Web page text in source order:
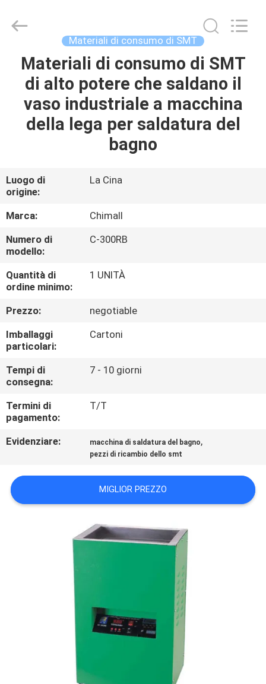
CASA
PRODOTTI
GIRO
DELLA
FABBRICA
CONTROLLO
DI
QUALITÀ
CONTATTICI
RICHIEDA
UNA
DEL
SITO
Technology
Reserved.
Materiali di consumo di SMT
Materiali di consumo di SMT
di alto potere che saldano il
vaso industriale a macchina
della lega per saldatura del
bagno
Luogo di
origine:
La Cina
Marca:
Chimall
Numero di
modello:
C-300RB
Quantità di
ordine minimo:
1 UNITÀ
Prezzo:
negotiable
Imballaggi
particolari:
Cartoni
Tempi di
consegna:
7 - 10 giorni
Termini di
pagamento:
T/T
Evidenziare: macchina di saldatura del bagno,
pezzi di ricambio dello smt
MIGLIOR PREZZO